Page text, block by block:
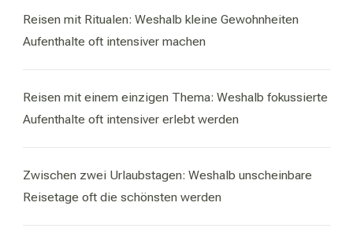
Reisen mit Ritualen: Weshalb kleine Gewohnheiten
Aufenthalte oft intensiver machen
Reisen mit einem einzigen Thema: Weshalb fokussierte
Aufenthalte oft intensiver erlebt werden
Zwischen zwei Urlaubstagen: Weshalb unscheinbare
Reisetage oft die schönsten werden